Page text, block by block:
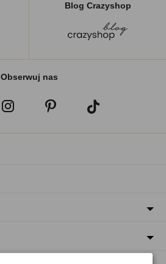
Blog Crazyshop
Obserwuj nas